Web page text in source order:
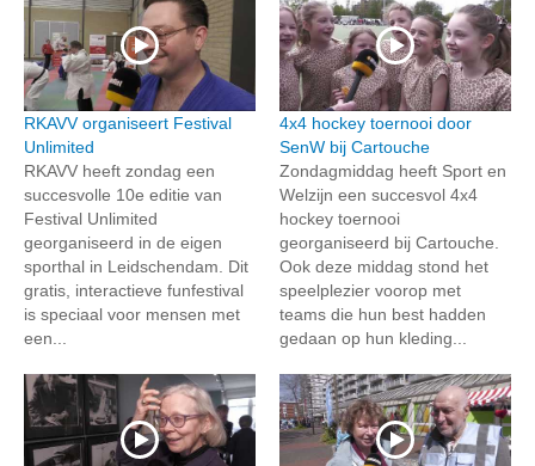
RKAVV organiseert Festival
Unlimited
RKAVV heeft zondag een
succesvolle 10e editie van
Festival Unlimited
georganiseerd in de eigen
sporthal in Leidschendam. Dit
gratis, interactieve funfestival
is speciaal voor mensen met
een...
4x4 hockey toernooi door
SenW bij Cartouche
Zondagmiddag heeft Sport en
Welzijn een succesvol 4x4
hockey toernooi
georganiseerd bij Cartouche.
Ook deze middag stond het
speelplezier voorop met
teams die hun best hadden
gedaan op hun kleding...